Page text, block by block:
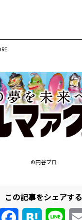
©円谷プロ
この記事をシェアする
FacebookHatena Line